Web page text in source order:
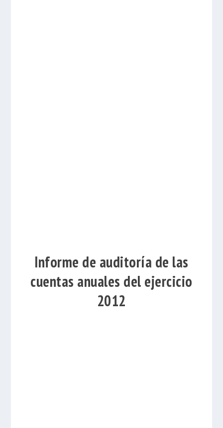
Informe de auditoría de las
cuentas anuales del ejercicio
2012